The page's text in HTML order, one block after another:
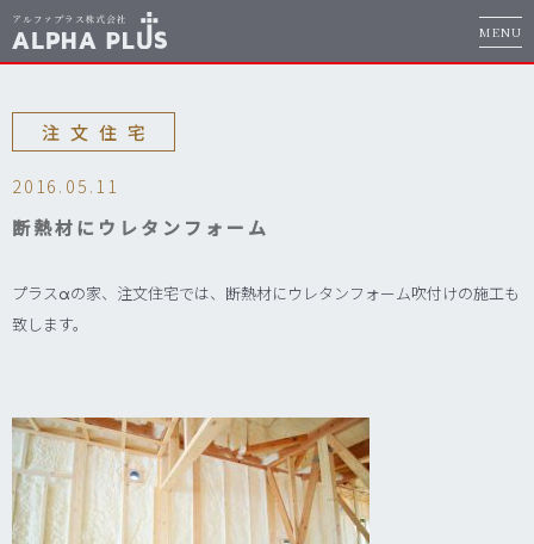
MENU
注文住宅
2016.05.11
断熱材にウレタンフォーム
プラスαの家、注文住宅では、断熱材にウレタンフォーム吹付けの施工も
致します。